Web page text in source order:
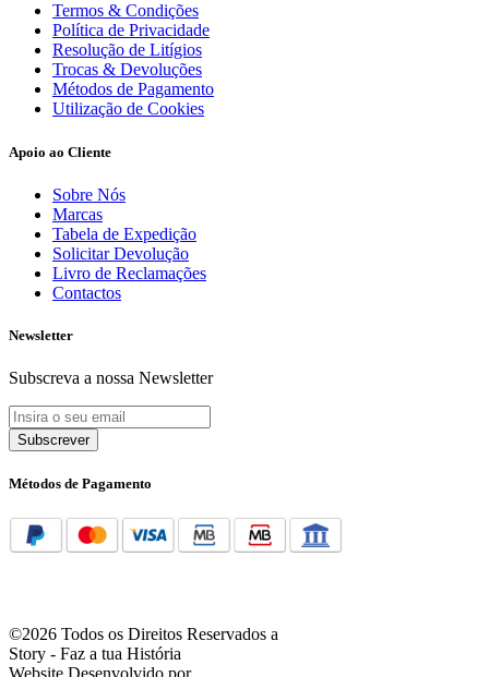
Termos & Condições
Política de Privacidade
Resolução de Litígios
Trocas & Devoluções
Métodos de Pagamento
Utilização de Cookies
Apoio ao Cliente
Sobre Nós
Marcas
Tabela de Expedição
Solicitar Devolução
Livro de Reclamações
Contactos
Newsletter
Subscreva a nossa Newsletter
Subscrever
Métodos de Pagamento
©2026 Todos os Direitos Reservados a
Story - Faz a tua História